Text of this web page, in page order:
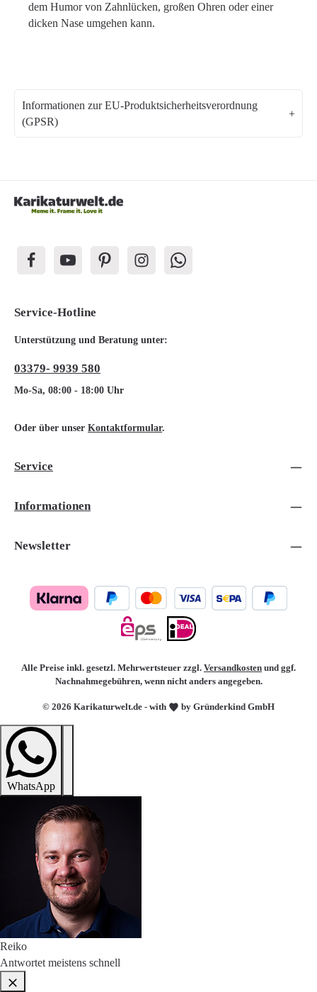
dem Humor von Zahnlücken, großen Ohren oder einer
dicken Nase umgehen kann.
Informationen zur EU-Produktsicherheitsverordnung
(GPSR)
Service-Hotline
Unterstützung und Beratung unter:
03379- 9939 580
Mo-Sa, 08:00 - 18:00 Uhr
Oder über unser Kontaktformular.
Service
Informationen
Newsletter
© 2026 Karikaturwelt.de - with by Gründerkind GmbH
Alle Preise inkl. gesetzl. Mehrwertsteuer zzgl. Versandkosten und ggf.
Nachnahmegebühren, wenn nicht anders angegeben.
WhatsApp
Reiko
Antwortet meistens schnell